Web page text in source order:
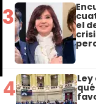
3 el
4